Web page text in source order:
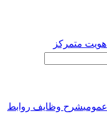
متمركز
شرح وظایف روابط